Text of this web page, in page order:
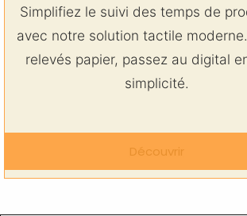
Simplifiez le suivi des temps de
avec notre solution tactile
relevés papier, passez au digital
simplicité.
Découvrir